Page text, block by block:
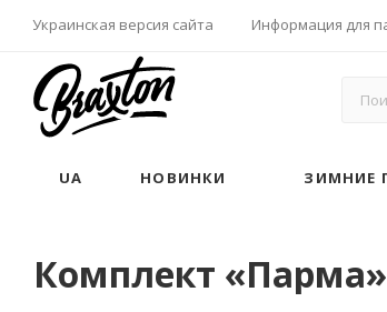
Украинская версия сайта Информация для
UA НОВИНКИ ЗИМНИЕ
Комплект «Парма»